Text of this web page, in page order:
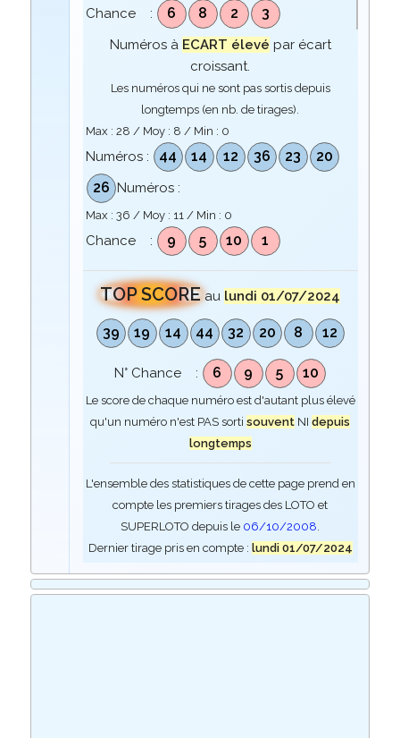
Chance : 6 8 2 3
Numéros à ECART élevé par écart
croissant.
Les numéros qui ne sont pas sortis depuis
longtemps (en nb. de tirages).
Max : 28 / Moy : 8 / Min : 0
Numéros : 44 14 12 36 23
20
26 Numéros :
Max : 36 / Moy : 11/ Min : 0
Chance : 9 5 10 1
TOP SCORE au lundi 01/07/2024
39 19 14 44 32 20 8 12
N° Chance : 6 9 5 10
Le score de chaque numéro est d'autant plus élevé
qu'un numéro n'est PAS sortisouvent NIdepuis
longtemps
L'ensemble des statistiques de cette page prend en
compte les premiers tirages des LOTO et
SUPERLOTO depuis le 06/10/2008.
Dernier tirage pris en compte : lundi 01/07/2024